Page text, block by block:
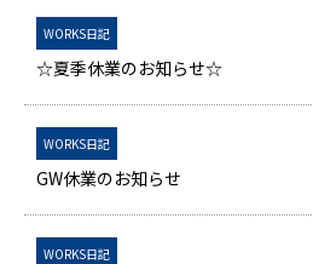
WORKS日記
☆夏季休業のお知らせ☆
WORKS日記
GW休業のお知らせ
WORKS日記